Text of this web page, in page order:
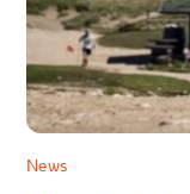
News